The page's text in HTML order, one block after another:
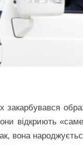
закарбувався
відкриють
вона